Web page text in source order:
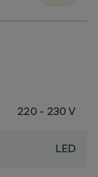
220 - 230 V
LED